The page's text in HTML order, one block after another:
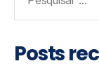
Posts